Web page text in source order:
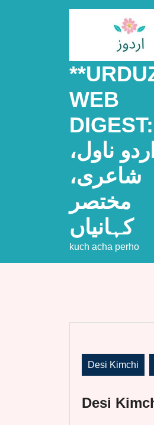
WEB
DIGEST:
اردو ناول،
شاعری،
مختصر
کہانیاں
kuch acha perho
Desi Kimchi
Desi